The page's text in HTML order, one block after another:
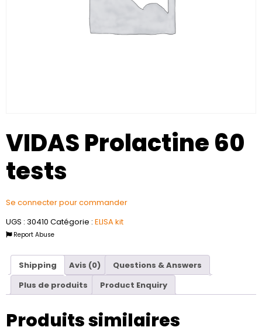
VIDAS Prolactine 60
tests
Se connecter pour commander
UGS : 30410 Catégorie : ELISA kit
Report Abuse
Shipping Avis (0)
Questions & Answers
Plus de produits
Product Enquiry
Produits similaires